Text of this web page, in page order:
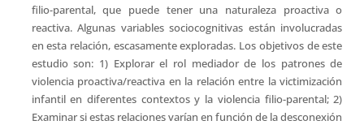
filio-parental, que puede tener una naturaleza proactiva o
reactiva. Algunas variables sociocognitivas están involucradas
en esta relación, escasamente exploradas. Los objetivos de este
estudio son: 1) Explorar el rol mediador de los patrones de
violencia proactiva/reactiva en la relación entre la victimización
infantil en diferentes contextos y la violencia filio-parental; 2)
Examinar si estas relaciones varían en función de la desconexión